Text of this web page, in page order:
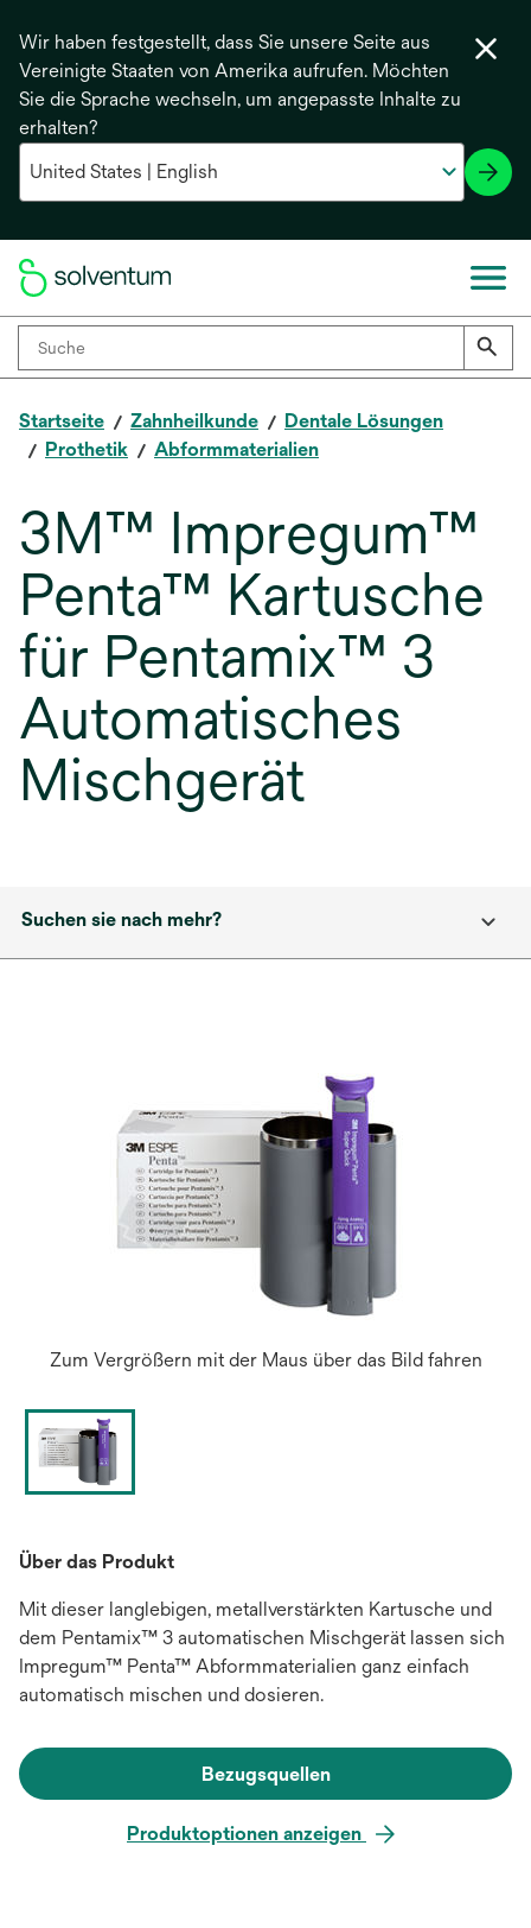
Wir haben festgestellt, dass Sie unsere Seite aus
Vereinigte Staaten von Amerika aufrufen. Möchten
Sie die Sprache wechseln, um angepasste Inhalte zu
erhalten?
Startseite Zahnheilkunde
Dentale Lösungen
Prothetik
Abformmaterialien
3M™ Impregum™
Penta™ Kartusche
für Pentamix™ 3
Automatisches
Mischgerät
Suchen sie nach mehr?
Zum Vergrößern mit der Maus über das Bild fahren
Über das Produkt
Mit dieser langlebigen, metallverstärkten Kartusche und
dem Pentamix™ 3 automatischen Mischgerät lassen sich
Impregum™ Penta™ Abformmaterialien ganz einfach
automatisch mischen und dosieren.
Bezugsquellen
Produktoptionen anzeigen